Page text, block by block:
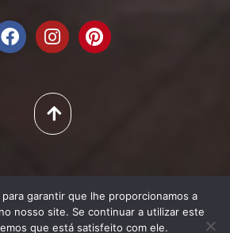
Dicas Constantes,
Direitos Reservados
garantir que lhe proporcionamos a
nosso site. Se continuar a utilizar este
que está satisfeito com ele.